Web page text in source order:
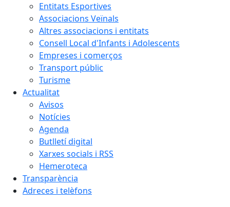
Entitats Esportives
Associacions Veïnals
Altres associacions i entitats
Consell Local d'Infants i Adolescents
Empreses i comerços
Transport públic
Turisme
Actualitat
Avisos
Notícies
Agenda
Butlletí digital
Xarxes socials i RSS
Hemeroteca
Transparència
Adreces i telèfons